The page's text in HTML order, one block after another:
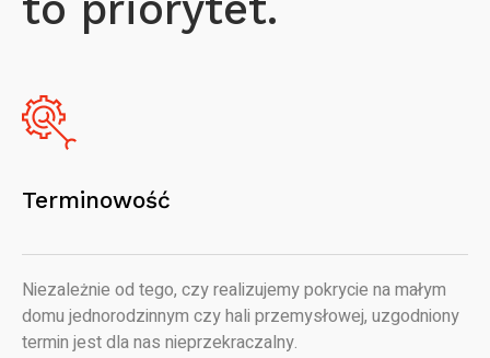
Terminowość
Niezależnie od tego, czy realizujemy pokrycie na małym
domu jednorodzinnym czy hali przemysłowej, uzgodniony
termin jest dla nas nieprzekraczalny.